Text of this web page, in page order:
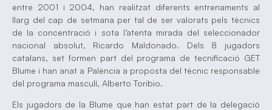
entre 2001 i 2004, han realitzat diferents entrenaments al
llarg del cap de setmana per tal de ser valorats pels tècnics
de la concentració i sota l’atenta mirada del seleccionador
nacional absolut, Ricardo Maldonado. Dels 8 jugadors
catalans, set formen part del programa de tecnificació GET
Blume i han anat a Palència a proposta del tècnic responsable
del programa masculí, Alberto Toribio.
Els jugadors de la Blume que han estat part de la delegació